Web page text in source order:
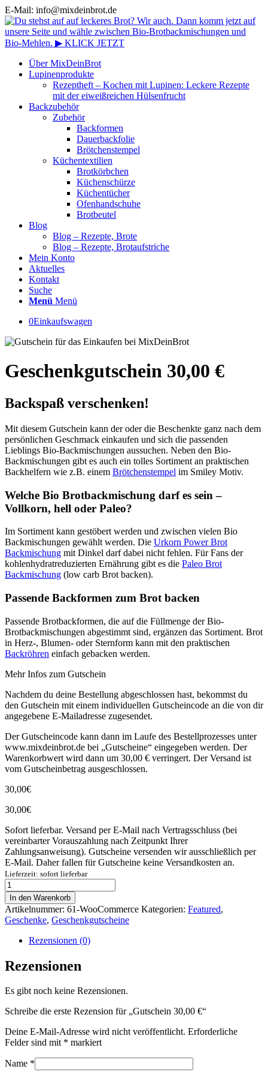
E-Mail: info@mixdeinbrot.de
Über MixDeinBrot
Lupinenprodukte
Rezeptheft – Kochen mit Lupinen: Leckere Rezepte
mit der eiweißreichen Hülsenfrucht
Backzubehör
Zubehör
Backformen
Dauerbackfolie
Brötchenstempel
Küchentextilien
Brotkörbchen
Küchenschürze
Küchentücher
Ofenhandschuhe
Brotbeutel
Blog
Blog – Rezepte, Brote
Blog – Rezepte, Brotaufstriche
Mein Konto
Aktuelles
Kontakt
Suche
Menü Menü
0Einkaufswagen
Geschenkgutschein 30,00 €
Backspaß verschenken!
Mit diesem Gutschein kann der oder die Beschenkte ganz nach dem
persönlichen Geschmack einkaufen und sich die passenden
Lieblings Bio-Backmischungen aussuchen. Neben den Bio-
Backmischungen gibt es auch ein tolles Sortiment an praktischen
Backhelfern wie z.B. einem Brötchenstempel im Smiley Motiv.
Welche Bio Brotbackmischung darf es sein –
Vollkorn, hell oder Paleo?
Im Sortiment kann gestöbert werden und zwischen vielen Bio
Backmischungen gewählt werden. Die Urkorn Power Brot
Backmischung mit Dinkel darf dabei nicht fehlen. Für Fans der
kohlenhydratreduzierten Ernährung gibt es die Paleo Brot
Backmischung (low carb Brot backen).
Passende Backformen zum Brot backen
Passende Brotbackformen, die auf die Füllmenge der Bio-
Brotbackmischungen abgestimmt sind, ergänzen das Sortiment. Brot
in Herz-, Blumen- oder Sternform kann mit den praktischen
Backröhren einfach gebacken werden.
Mehr Infos zum Gutschein
Nachdem du deine Bestellung abgeschlossen hast, bekommst du
den Gutschein mit einem individuellen Gutscheincode an die von dir
angegebene E-Mailadresse zugesendet.
Der Gutscheincode kann dann im Laufe des Bestellprozesses unter
www.mixdeinbrot.de bei „Gutscheine“ eingegeben werden. Der
Warenkorbwert wird dann um 30,00 € verringert. Der Versand ist
vom Gutscheinbetrag ausgeschlossen.
30,00€
30,00€
Sofort lieferbar. Versand per E-Mail nach Vertragsschluss (bei
vereinbarter Vorauszahlung nach Zeitpunkt Ihrer
Zahlungsanweisung). Gutscheine versenden wir ausschließlich per
E-Mail. Daher fallen für Gutscheine keine Versandkosten an.
Lieferzeit: sofort lieferbar
Gutschein
30,00
€
Menge
In den Warenkorb
Artikelnummer: 61-WooCommerce Kategorien: Featured,
Geschenke, Geschenkgutscheine
Rezensionen (0)
Rezensionen
Es gibt noch keine Rezensionen.
Schreibe die erste Rezension für „Gutschein 30,00 €“
Deine E-Mail-Adresse wird nicht veröffentlicht. Erforderliche
Felder sind mit * markiert
Name *